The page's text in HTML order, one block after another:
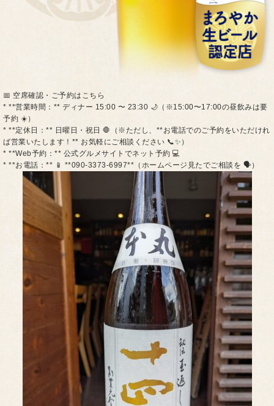
📅 空席確認・ご予約はこちら
* **営業時間：** ディナー 15:00 〜 23:30 🌙（※15:00〜17:00の昼飲みは要
予約 ☀️）
* **定休日：** 日曜日・祝日 🛑（※ただし、**お電話でのご予約をいただけれ
ば営業いたします！** お気軽にご相談ください 📞✨）
* **Web予約：** 公式グルメサイトでネット予約 💻
* **お電話：** 📱 **090-3373-6997**（ホームページ見たでご相談を 🗣️）